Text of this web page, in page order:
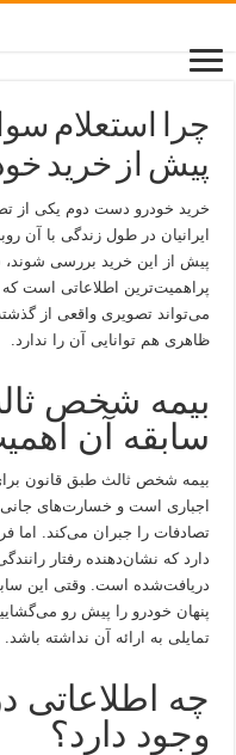
چرا استعلام
پیش از خرید
خرید خودرو دست دوم یکی از
ایرانیان در طول زندگی با آن
پیش از این خرید بررسی
پراهمیت‌ترین اطلاعاتی است
می‌تواند تصویری واقعی از
ظاهری هم توانایی آن را ندارد.
بیمه شخص
سابقه آن
بیمه شخص ثالث طبق قانون
اجباری است و خسارت‌های
تصادفات را جبران می‌کند. اما
دارد که نشان‌دهنده رفتار
دریافت‌شده است. وقتی این
پنهان خودرو را پیش رو
تمایلی به ارائه آن نداشته باشد.
چه اطلاعاتی
وجود دارد؟